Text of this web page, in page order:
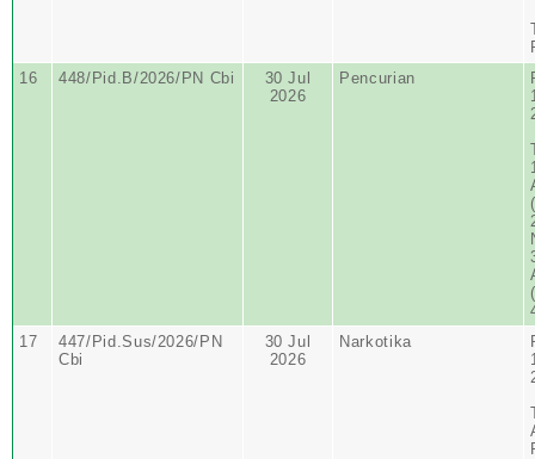
16
448/Pid.B/2026/PN Cbi
30 Jul
2026
Pencurian
17
447/Pid.Sus/2026/PN
Cbi
30 Jul
2026
Narkotika